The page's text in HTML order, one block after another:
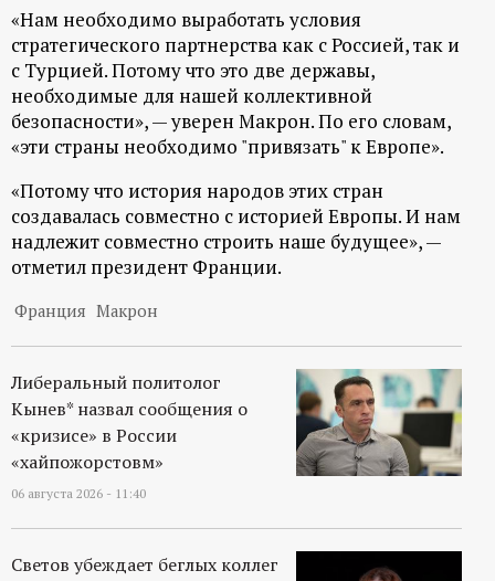
н
н
ы
й
п
о
р
т
а
л
«Нам необходимо выработать условия
стратегического партнерства как с Россией, так и
с Турцией. Потому что это две державы,
необходимые для нашей коллективной
безопасности», — уверен Макрон. По его словам,
«эти страны необходимо "привязать" к Европе».
«Потому что история народов этих стран
создавалась совместно с историей Европы. И нам
надлежит совместно строить наше будущее», —
отметил президент Франции.
Франция Макрон
Либеральный политолог
Кынев* назвал сообщения о
«кризисе» в России
«хайпожорстовм»
06 августа 2026 - 11:40
Светов убеждает беглых коллег